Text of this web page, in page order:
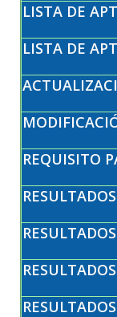
LISTA DE
LISTA DE
REQUISITO